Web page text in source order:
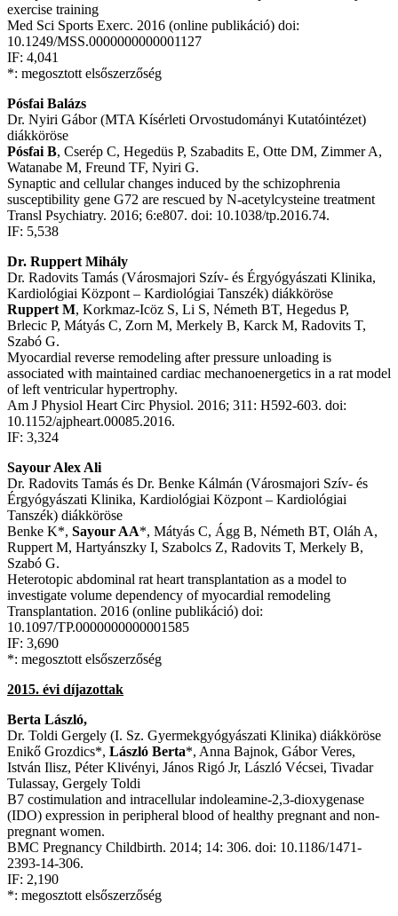
exercise training
Med Sci Sports Exerc. 2016 (online publikáció) doi:
10.1249/MSS.0000000000001127
IF: 4,041
*: megosztott elsőszerzőség
Pósfai Balázs
Dr. Nyiri Gábor (MTA Kísérleti Orvostudományi Kutatóintézet)
diákköröse
Pósfai B, Cserép C, Hegedüs P, Szabadits E, Otte DM, Zimmer A,
Watanabe M, Freund TF, Nyiri G.
Synaptic and cellular changes induced by the schizophrenia
susceptibility gene G72 are rescued by N-acetylcysteine treatment
Transl Psychiatry. 2016; 6:e807. doi: 10.1038/tp.2016.74.
IF: 5,538
Dr. Ruppert Mihály
Dr. Radovits Tamás (Városmajori Szív- és Érgyógyászati Klinika,
Kardiológiai Központ – Kardiológiai Tanszék) diákköröse
Ruppert M, Korkmaz-Icöz S, Li S, Németh BT, Hegedus P,
Brlecic P, Mátyás C, Zorn M, Merkely B, Karck M, Radovits T,
Szabó G.
Myocardial reverse remodeling after pressure unloading is
associated with maintained cardiac mechanoenergetics in a rat model
of left ventricular hypertrophy.
Am J Physiol Heart Circ Physiol. 2016; 311: H592-603. doi:
10.1152/ajpheart.00085.2016.
IF: 3,324
Sayour Alex Ali
Dr. Radovits Tamás és Dr. Benke Kálmán (Városmajori Szív- és
Érgyógyászati Klinika, Kardiológiai Központ – Kardiológiai
Tanszék) diákköröse
Benke K*, Sayour AA*, Mátyás C, Ágg B, Németh BT, Oláh A,
Ruppert M, Hartyánszky I, Szabolcs Z, Radovits T, Merkely B,
Szabó G.
Heterotopic abdominal rat heart transplantation as a model to
investigate volume dependency of myocardial remodeling
Transplantation. 2016 (online publikáció) doi:
10.1097/TP.0000000000001585
IF: 3,690
*: megosztott elsőszerzőség
2015. évi díjazottak
Berta László,
Dr. Toldi Gergely (I. Sz. Gyermekgyógyászati Klinika) diákköröse
Enikő Grozdics*, László Berta*, Anna Bajnok, Gábor Veres,
István Ilisz, Péter Klivényi, János Rigó Jr, László Vécsei, Tivadar
Tulassay, Gergely Toldi
B7 costimulation and intracellular indoleamine-2,3-dioxygenase
(IDO) expression in peripheral blood of healthy pregnant and non-
pregnant women.
BMC Pregnancy Childbirth. 2014; 14: 306. doi: 10.1186/1471-
2393-14-306.
IF: 2,190
*: megosztott elsőszerzőség